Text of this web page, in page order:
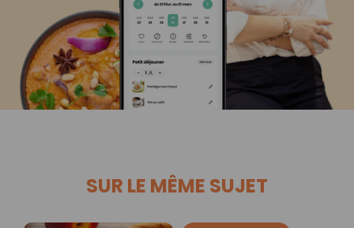
SUR LE MÊME SUJET